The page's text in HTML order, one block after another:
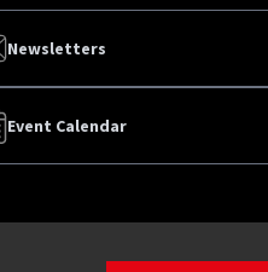
Newsletters
Event Calendar